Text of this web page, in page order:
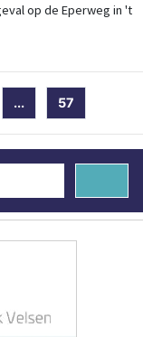
op de Eperweg in 't
... 57